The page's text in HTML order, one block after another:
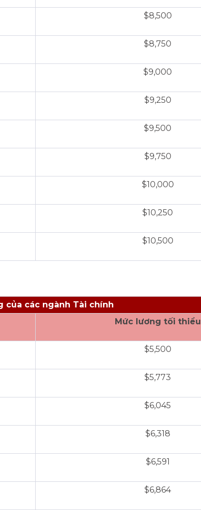
$8,500
$8,750
$9,000
$9,250
$9,500
$9,750
$10,000
$10,250
$10,500
của các ngành Tài chính
Mức lương tối thiểu
$5,500
$5,773
$6,045
$6,318
$6,591
$6,864